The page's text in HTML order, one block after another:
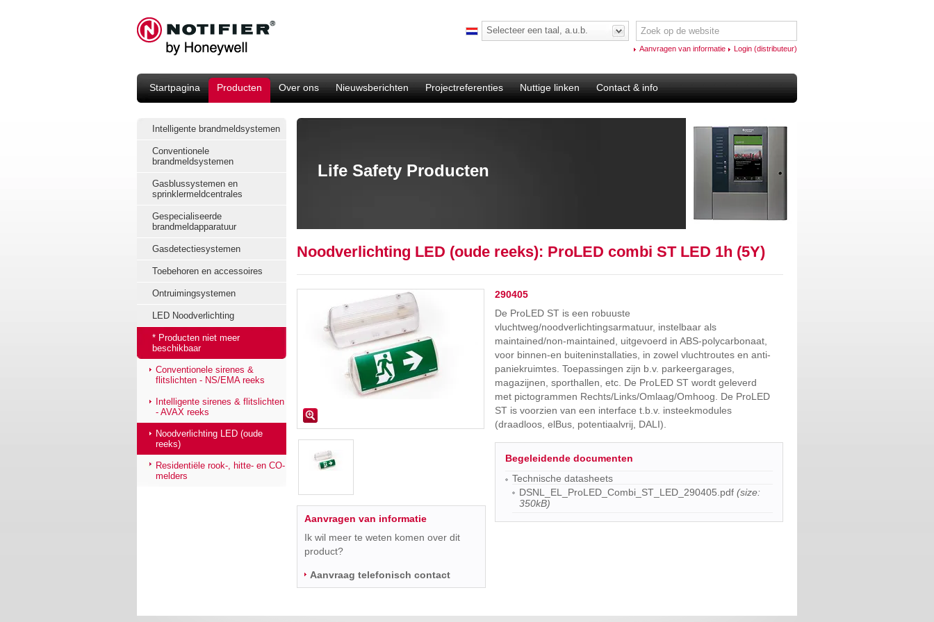
Selecteer een taal, a.u.b.
Aanvragen van informatie Login (distributeur)
Startpagina Producten Over ons Nieuwsberichten Projectreferenties Nuttige linken Contact & info
Intelligente brandmeldsystemen
Conventionele
brandmeldsystemen
Gasblussystemen en
sprinklermeldcentrales
Gespecialiseerde
brandmeldapparatuur
Gasdetectiesystemen
Toebehoren en accessoires
Ontruimingsystemen
LED Noodverlichting
* Producten niet meer
beschikbaar
Conventionele sirenes &
flitslichten - NS/EMA reeks
Intelligente sirenes & flitslichten
- AVAX reeks
Noodverlichting LED (oude
reeks)
Residentiële rook-, hitte- en CO-
melders
Life Safety Producten
Noodverlichting LED (oude reeks): ProLED combi ST LED 1h (5Y)
Aanvragen van informatie
Ik wil meer te weten komen over dit
product?
Aanvraag telefonisch contact
290405
De ProLED ST is een robuuste
vluchtweg/noodverlichtingsarmatuur, instelbaar als
maintained/non-maintained, uitgevoerd in ABS-polycarbonaat,
voor binnen-en buiteninstallaties, in zowel vluchtroutes en anti-
paniekruimtes. Toepassingen zijn b.v. parkeergarages,
magazijnen, sporthallen, etc. De ProLED ST wordt geleverd
met pictogrammen Rechts/Links/Omlaag/Omhoog. De ProLED
ST is voorzien van een interface t.b.v. insteekmodules
(draadloos, elBus, potentiaalvrij, DALI).
Begeleidende documenten
Technische datasheets
DSNL_EL_ProLED_Combi_ST_LED_290405.pdf (size:
350kB)